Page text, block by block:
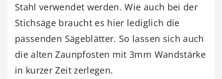
Stahl verwendet werden. Wie auch bei der
Stichsäge braucht es hier lediglich die
passenden Sägeblätter. So lassen sich auch
die alten Zaunpfosten mit 3mm Wandstärke
in kurzer Zeit zerlegen.